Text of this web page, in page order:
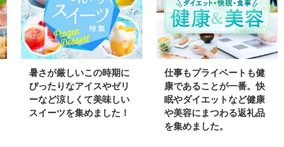
暑さが厳しいこの時期に
ぴったりなアイスやゼリ
ーなど涼しくて美味しい
スイーツを集めました！
仕事もプライベートも健
康であることが一番。快
眠やダイエットなど健康
や美容にまつわる返礼品
を集めました。